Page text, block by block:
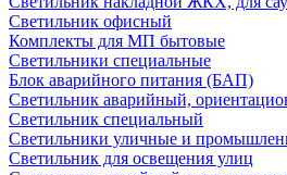
Светильник офисный
Комплекты для МП бытовые
Светильники специальные
Блок аварийного питания (БАП)
Светильник аварийный,
Светильник специальный
Светильники уличные и
Светильник для освещения улиц